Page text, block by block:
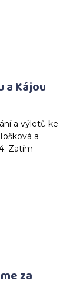
Kájou
a výletů ke
a
Zatím
za